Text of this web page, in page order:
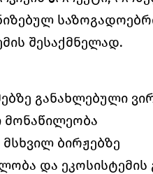
შესაქმნელად.
განახლებული
მონაწილეობა
ბირჟებზე
და